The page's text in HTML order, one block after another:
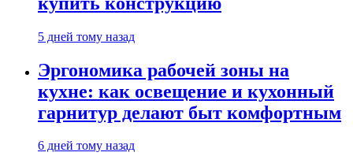
5 дней тому назад
Эргономика рабочей зоны на
кухне: как освещение и кухонный
гарнитур делают быт комфортным
6 дней тому назад